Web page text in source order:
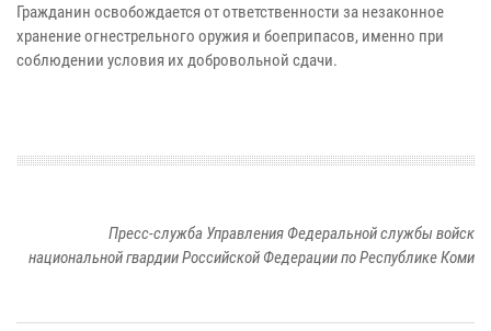
Гражданин освобождается от ответственности за незаконное
хранение огнестрельного оружия и боеприпасов, именно при
соблюдении условия их добровольной сдачи.
Пресс-служба Управления Федеральной службы войск
национальной гвардии Российской Федерации по Республике Коми